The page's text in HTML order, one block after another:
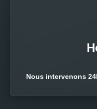
Nous intervenons